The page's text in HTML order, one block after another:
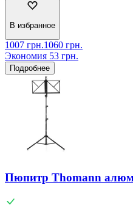
В избранное
1007 грн.1060 грн.
Экономия 53 грн.
Подробнее
Пюпитр Thomann